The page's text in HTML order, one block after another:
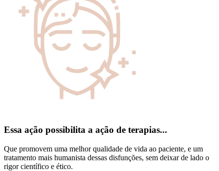
Essa ação possibilita a ação de terapias...
Que promovem uma melhor qualidade de vida ao paciente, e um
tratamento mais humanista dessas disfunções, sem deixar de lado o
rigor científico e ético.